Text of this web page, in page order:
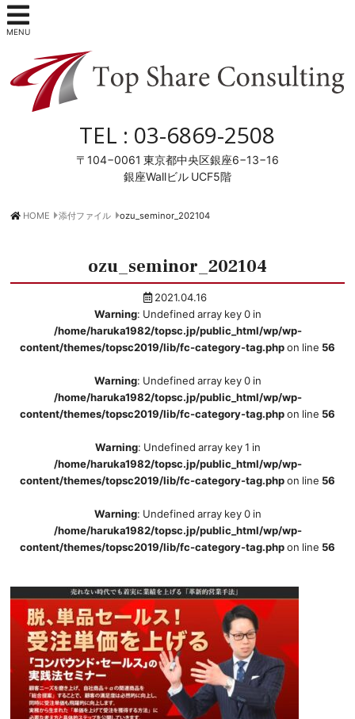
MENU
〒104−0061 東京都中央区銀座6−13−16
銀座Wallビル UCF5階
TEL : 03-6869-2508
HOME 添付ファイル ozu_seminor_202104
ozu_seminor_202104
2021.04.16
Warning: Undefined array key 0 in
/home/haruka1982/topsc.jp/public_html/wp/wp-
content/themes/topsc2019/lib/fc-category-tag.phpon line 56
Warning: Undefined array key 0 in
/home/haruka1982/topsc.jp/public_html/wp/wp-
content/themes/topsc2019/lib/fc-category-tag.phpon line 56
Warning: Undefined array key 1 in
/home/haruka1982/topsc.jp/public_html/wp/wp-
content/themes/topsc2019/lib/fc-category-tag.phpon line 56
Warning: Undefined array key 0 in
/home/haruka1982/topsc.jp/public_html/wp/wp-
content/themes/topsc2019/lib/fc-category-tag.phpon line 56